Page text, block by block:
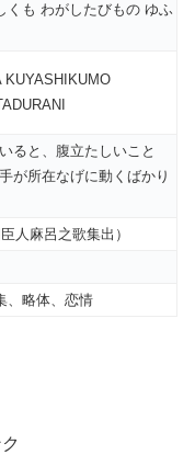
くも わがしたびもの ゆふ
KUYASHIKUMO
ると、腹立たしいこと
が所在なげに動くばかり
人麻呂之歌集出）
、略体、恋情